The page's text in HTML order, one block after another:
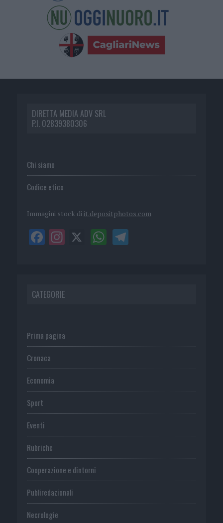
DIRETTA MEDIA ADV SRL
P.I. 02839380306
Chi siamo
Codice etico
Immagini stock di it.depositphotos.com
CATEGORIE
Prima pagina
Cronaca
Economia
Sport
Eventi
Rubriche
Cooperazione e dintorni
Publiredazionali
Necrologie